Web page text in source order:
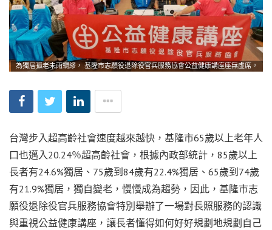
為獨居孤老未雨綢繆， 基隆市志願役退除役官兵服務協會公益健康講座座無虛席。
台灣步入超高齡社會速度越來越快，基隆市65歲以上老年人
口也邁入20.24％超高齡社會，根據內政部統計，85歲以上
長者有24.6%獨居、75歲到84歲有22.4%獨居、65歲到74歲
有21.9%獨居，獨自變老，慢慢成為趨勢，因此，基隆市志
願役退除役官兵服務協會特別舉辦了一場對長照服務的認識
與重視公益健康講座，讓長者懂得如何好好規劃地規劃自己